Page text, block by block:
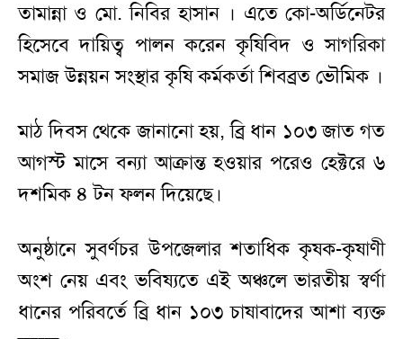
তামান্না ও মো. নিবির হাসান । এতে কো-অর্ডিনেটর
হিসেবে দায়িত্ব পালন করেন কৃষিবিদ ও সাগরিকা
সমাজ উন্নয়ন সংস্থার কৃষি কর্মকর্তা শিবব্রত ভৌমিক ।
মাঠ দিবস থেকে জানানো হয়, ব্রি ধান ১০৩ জাত গত
আগস্ট মাসে বন্যা আক্রান্ত হওয়ার পরেও হেক্টরে ৬
দশমিক ৪ টন ফলন দিয়েছে।
অনুষ্ঠানে সুবর্ণচর উপজেলার শতাধিক কৃষক-কৃষাণী
অংশ নেয় এবং ভবিষ্যতে এই অঞ্চলে ভারতীয় স্বর্ণা
ধানের পরিবর্তে ব্রি ধান ১০৩ চাষাবাদের আশা ব্যক্ত